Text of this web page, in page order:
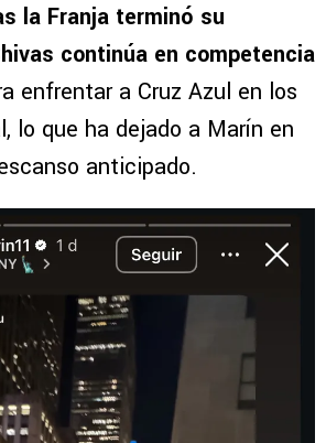
la Franja terminó su
continúa en competencia
enfrentar a Cruz Azul en los
lo que ha dejado a Marín en
anticipado.